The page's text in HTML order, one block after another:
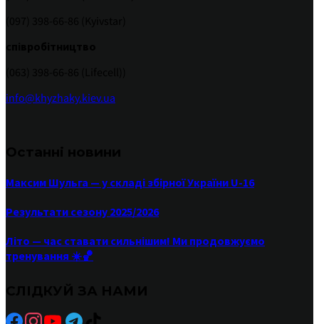
info@khyzhaky.kiev.ua
Максим Шульга — у складі збірної України U-16
Результати сезону 2025/2026
Літо — час ставати сильнішим! Ми продовжуємо
тренування ☀️🏀